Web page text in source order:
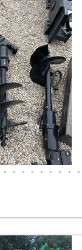
• • • • • • • • •